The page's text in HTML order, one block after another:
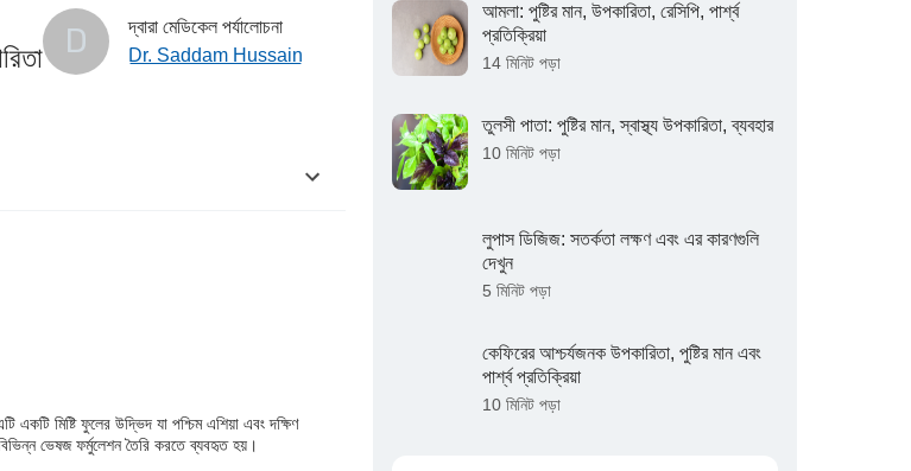
D
দ্বারা মেডিকেল পর্যালোচনা
Dr. Saddam Hussain
মিষ্টি ফুলের উদ্ভিদ যা পশ্চিম এশিয়া এবং দক্ষিণ
ভেষজ ফর্মুলেশন তৈরি করতে ব্যবহৃত হয়।
আমলা: পুষ্টির মান, উপকারিতা, রেসিপি, পার্শ্ব
প্রতিক্রিয়া
14 মিনিট পড়া
তুলসী পাতা: পুষ্টির মান, স্বাস্থ্য উপকারিতা, ব্যবহার
10 মিনিট পড়া
লুপাস ডিজিজ: সতর্কতা লক্ষণ এবং এর কারণগুলি
দেখুন
5 মিনিট পড়া
কেফিরের আশ্চর্যজনক উপকারিতা, পুষ্টির মান এবং
পার্শ্ব প্রতিক্রিয়া
10 মিনিট পড়া